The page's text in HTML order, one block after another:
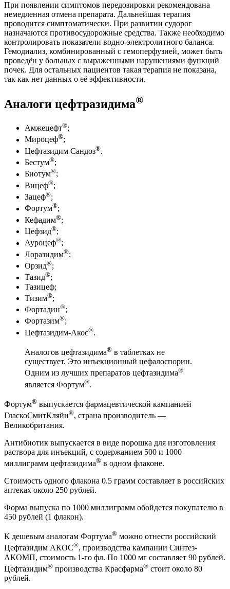
При появлении симптомов передозировки рекомендована
немедленная отмена препарата. Дальнейшая терапия
проводится симптоматически. При развитии судорог
назначаются противосудорожные средства. Также необходимо
контролировать показатели водно-электролитного баланса.
Гемодиализ, комбинированный с гемоперфузией, может быть
проведён у больных с выраженными нарушениями функций
почек. Для остальных пациентов такая терапия не показана,
так как нет данных о её эффективности.
Аналоги цефтразидима®
Амжецефт®;
Мироцеф®;
Цефтазидим Сандоз®.
Бестум®;
Биотум®;
Вицеф®;
Зацеф®;
Фортум®;
Кефадим®;
Цефзид®;
Ауроцеф®;
Лоразидим®;
Орзид®;
Тазид®;
Тазицеф;
Тизим®;
Фортадин®;
Фортазим®;
Цефтазидим-Акос®.
Аналогов цефтазидима® в таблетках не
существует. Это инъекционный цефалоспорин.
Одним из лучших препаратов цефтазидима®
является Фортум®.
Фортум® выпускается фармацевтической кампанией
ГласкоСмитКляйн®, страна производитель —
Великобритания.
Антибиотик выпускается в виде порошка для изготовления
раствора для инъекций, с содержанием 500 и 1000
миллиграмм цефтазидима® в одном флаконе.
Стоимость одного флакона 0.5 грамм составляет в российских
аптеках около 250 рублей.
Форма выпуска по 1000 миллиграмм обойдется покупателю в
450 рублей (1 флакон).
К дешевым аналогам Фортума® можно отнести российский
Цефтазидим АКОС®, производства кампании Синтез-
АКОМП, стоимость 1-го фл. По 1000 мг составляет 90 рублей.
Цефтазидим® производства Красфарма® стоит около 80
рублей.